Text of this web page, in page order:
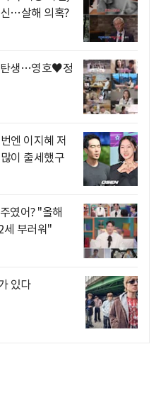
…살해 의혹?
탄생…영호♥정
엔 이지혜 저
이 출세했구
였어? "올해
부러워"
있다